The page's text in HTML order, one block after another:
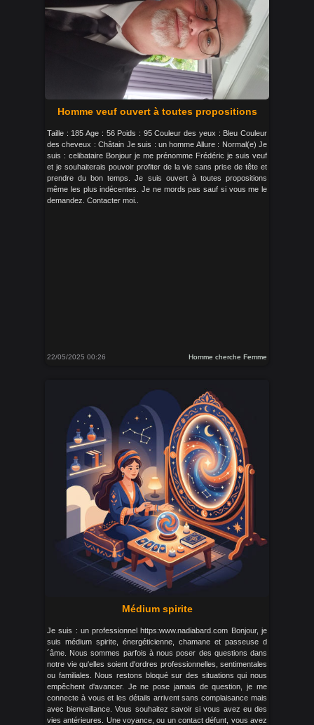
Homme veuf ouvert à toutes propositions
Taille : 185 Age : 56 Poids : 95 Couleur des yeux : Bleu Couleur
des cheveux : Châtain Je suis : un homme Allure : Normal(e) Je
suis : celibataire Bonjour je me prénomme Frédéric je suis veuf
et je souhaiterais pouvoir profiter de la vie sans prise de tête et
prendre du bon temps. Je suis ouvert à toutes propositions
même les plus indécentes. Je ne mords pas sauf si vous me le
demandez. Contacter moi..
22/05/2025 00:26 Homme cherche Femme
Médium spirite
Je suis : un professionnel https:www.nadiabard.com Bonjour, je
suis médium spirite, énergéticienne, chamane et passeuse d
´âme. Nous sommes parfois à nous poser des questions dans
notre vie qu'elles soient d'ordres professionnelles, sentimentales
ou familiales. Nous restons bloqué sur des situations qui nous
empêchent d'avancer. Je ne pose jamais de question, je me
connecte à vous et les détails arrivent sans complaisance mais
avec bienveillance. Vous souhaitez savoir si vous avez eu des
vies antérieures. Une voyance, ou un contact défunt, vous avez